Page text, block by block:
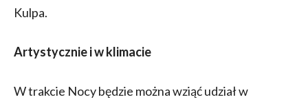
Kulpa.
Artystycznie i w klimacie
W trakcie Nocy będzie można wziąć udział w